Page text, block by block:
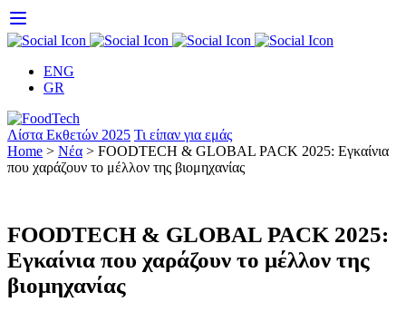
Skip
to
content
ENG
GR
Λίστα Εκθετών 2025 Τι είπαν για εμάς
Home > Νέα > FOODTECH & GLOBAL PACK 2025: Εγκαίνια
που χαράζουν το μέλλον της βιομηχανίας
FOODTECH & GLOBAL PACK 2025:
Εγκαίνια που χαράζουν το μέλλον της
βιομηχανίας